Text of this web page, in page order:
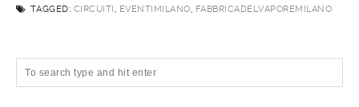
TAGGED: CIRCUITI, EVENTIMILANO, FABBRICADELVAPOREMILANO